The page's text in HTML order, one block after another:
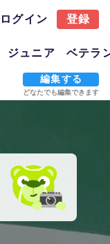
ログイン 登録
ジュニア ベテラ
編集する
どなたでも編集できます